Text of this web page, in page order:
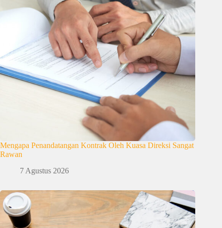
Mengapa Penandatangan Kontrak Oleh Kuasa Direksi Sangat
Rawan
7 Agustus 2026